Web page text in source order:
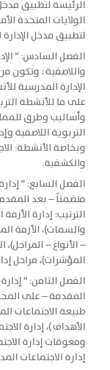
الرئيسة لتطبيق
الولايات المتحدة
لتطبيق مدخل
الفصل السادس: "
واللاصفية : وتكون
الإدارة المدرسية
على ما للأنشطة
وأساليب وطرق
التربوية اللاصفية
وبخاصة الأنشطة:
والكشفية.
الفصل السابع: "
متضمناً – بعد
الترتيب: إدارة
والسمات)، الأزمة
– الأنواع –
المؤشرات)، مراحل
الفصل الثامن: "
المقدمة – على
طبيعة الاجتماعات
الأهداف )، إدارة
ومعوقات إدارة
إدارة الاجتماعات